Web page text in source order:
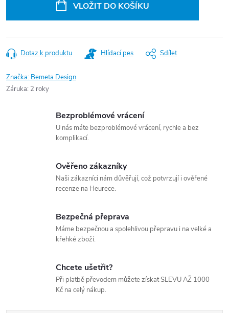
VLOŽIT DO KOŠÍKU
Dotaz k produktu Hlídací pes Sdílet
Značka: Bemeta Design
Záruka: 2 roky
Bezproblémové vrácení
U nás máte bezproblémové vrácení, rychle a bez
komplikací.
Ověřeno zákazníky
Naši zákazníci nám důvěřují, což potvrzují i ověřené
recenze na Heurece.
Bezpečná přeprava
Máme bezpečnou a spolehlivou přepravu i na velké a
křehké zboží.
Chcete ušetřit?
Při platbě převodem můžete získat SLEVU AŽ 1000
Kč na celý nákup.